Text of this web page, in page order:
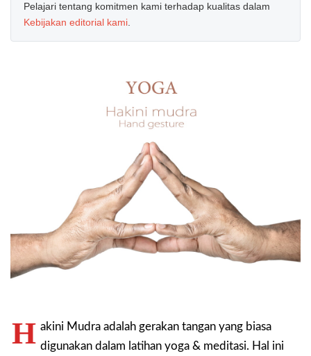
Pelajari tentang komitmen kami terhadap kualitas dalam
Kebijakan editorial kami
H akini Mudra adalah gerakan tangan yang biasa
digunakan dalam latihan yoga & meditasi. Hal ini